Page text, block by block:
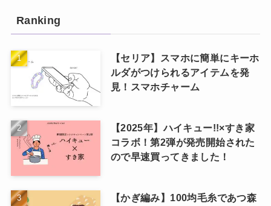
Ranking
【セリア】スマホに簡単にキーホ
ルダがつけられるアイテムを発
見！スマホチャーム
【2025年】ハイキュー!!×すき家
コラボ！第2弾が発売開始された
ので早速買ってきました！
【かぎ編み】100均毛糸であつ森